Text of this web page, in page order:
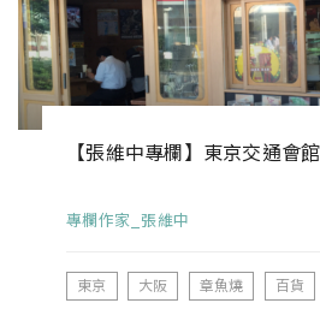
【張維中專欄】東京交通會
專欄作家_張維中
東京 大阪 章魚燒 百貨